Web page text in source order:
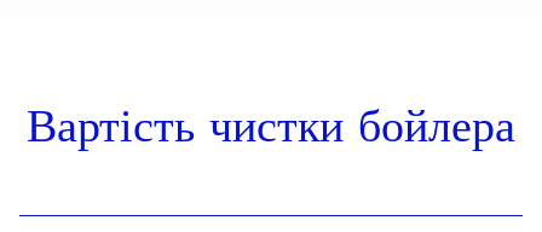
Вартість чистки бойлера